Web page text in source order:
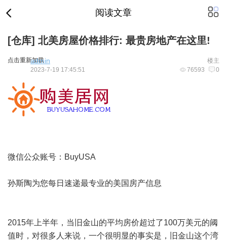
阅读文章
[仓库] 北美房屋价格排行: 最贵房地产在这里!
点击重新加载 楼主
admin
76593 0
2023-7-19 17:45:51
微信公众账号：BuyUSA
孙斯陶为您每日速递最专业的美国房产信息
2015年上半年，当旧金山的平均房价超过了100万美元的阈
值时，对很多人来说，一个很明显的事实是，旧金山这个湾